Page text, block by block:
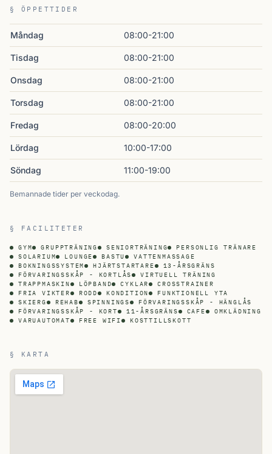
§ ÖPPETTIDER
Måndag 08:00-21:00
Tisdag 08:00-21:00
Onsdag 08:00-21:00
Torsdag 08:00-21:00
Fredag 08:00-20:00
Lördag 10:00-17:00
Söndag 11:00-19:00
Bemannade tider per veckodag.
§ FACILITETER
GYM GRUPPTRÄNING SENIORTRÄNING
PERSONLIG TRÄNARE
SOLARIUM
LOUNGE BASTU
VATTENMASSAGE
BOKNINGSSYSTEM
HJÄRTSTARTARE
13-ÅRSGRÄNS
FÖRVARINGSSKÅP - KORTLÅS
VIRTUELL TRÄNING
TRAPPMASKIN
LÖPBAND CYKLAR
CROSSTRAINER
FRIA VIKTER
RODD KONDITION
FUNKTIONELL YTA
SKIERG
REHAB SPINNINGS
FÖRVARINGSSKÅP - HÄNGLÅS
FÖRVARINGSSKÅP - KORT
11-ÅRSGRÄNS CAFE
OMKLÄDNING
VARUAUTOMAT
FREE WIFI KOSTTILLSKOTT
§ KARTA